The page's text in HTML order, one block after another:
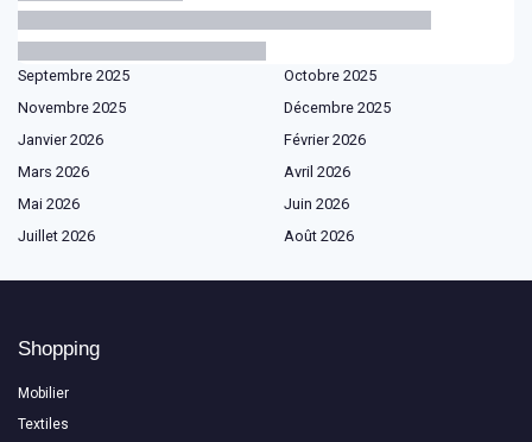
Mai 2025
Juin 2025
Juillet 2025
Septembre 2025
Octobre 2025
Novembre 2025
Décembre 2025
Janvier 2026
Février 2026
Mars 2026
Avril 2026
Mai 2026
Juin 2026
Juillet 2026
Août 2026
Shopping
Mobilier
Textiles